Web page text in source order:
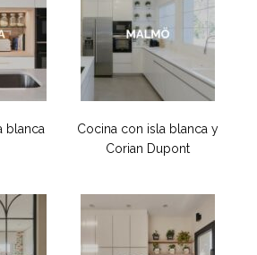
blanca
Cocina con isla blanca y
Corian Dupont